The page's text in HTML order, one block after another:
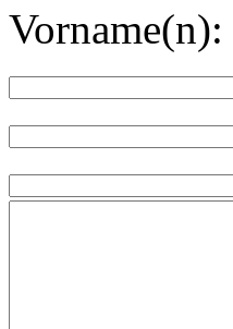
Vorname(n):